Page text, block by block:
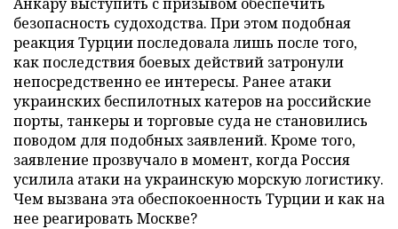
безопасность судоходства. При этом подобная
реакция Турции последовала лишь после того,
как последствия боевых действий затронули
непосредственно ее интересы. Ранее атаки
украинских беспилотных катеров на российские
порты, танкеры и торговые суда не становились
поводом для подобных заявлений. Кроме того,
заявление прозвучало в момент, когда Россия
усилила атаки на украинскую морскую логистику.
Чем вызвана эта обеспокоенность Турции и как на
нее реагировать Москве?